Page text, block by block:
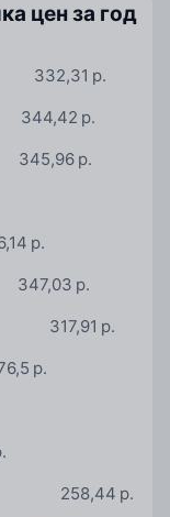
цен за год
332,31 р.
344,42 р.
345,96 р.
р.
347,03 р.
317,91 р.
р.
258,44 р.